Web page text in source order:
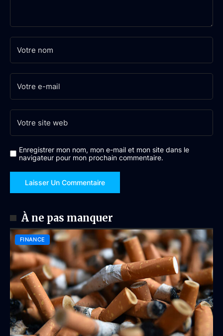
Enregistrer mon nom, mon e-mail et mon site dans le
navigateur pour mon prochain commentaire.
À ne pas manquer
FINANCE